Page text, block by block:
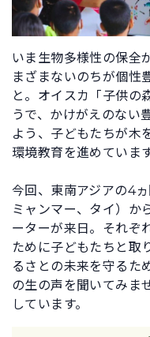
いま生物多様性の保全
まざまないのちが個性
と。オイスカ「子供の
うで、かけがえのない
よう、子どもたちが木
環境教育を進めています
今回、東南アジアの4ヵ
ミャンマー、タイ）か
ーターが来日。それぞ
ために子どもたちと取
るさとの未来を守るた
の生の声を聞いてみま
しています。